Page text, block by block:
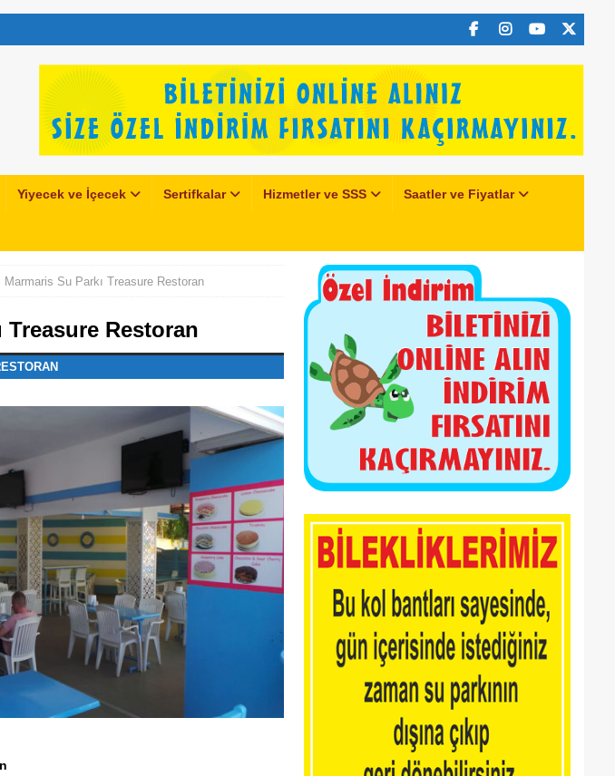
Yiyecek ve İçecek Sertifkalar Hizmetler ve SSS Saatler ve Fiyatlar
Marmaris Su Parkı Treasure Restoran
Treasure Restoran